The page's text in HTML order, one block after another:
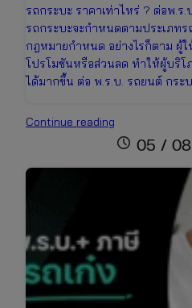
รถกระบะ ราคาเท่าไหร่ ? ต่อพ.ร
รถกระบะจะกำหนดตามประเภท
กฎหมายกำหนด อย่างไรก็ตาม ผู้
โปรโมชันหรือส่วนลด ทำให้ผู้บริโ
ได้มากขึ้น ต่อ พ.ร.บ. รถยนต์ กระ
Continue reading
รถ
ออนไลน์
ได้
ทันที
schedule 05 /